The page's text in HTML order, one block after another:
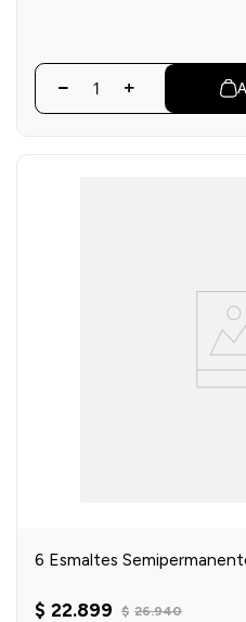
6 Esmaltes
$ 22.899 $ 26.940